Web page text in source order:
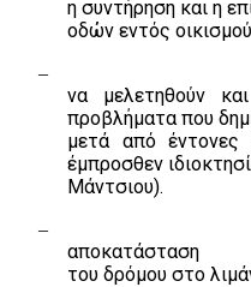
η συντήρηση και η
οδών εντός οικισμού
–
να μελετηθούν
προβλήματα που
μετά από
έμπροσθεν
Μάντσιου).
–
αποκατάσταση
του δρόμου στο